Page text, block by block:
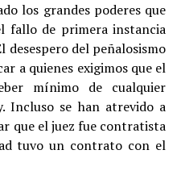
los grandes poderes que
fallo de primera instancia
desespero del peñalosismo
a quienes exigimos que el
mínimo de cualquier
Incluso se han atrevido a
que el juez fue contratista
tuvo un contrato con el